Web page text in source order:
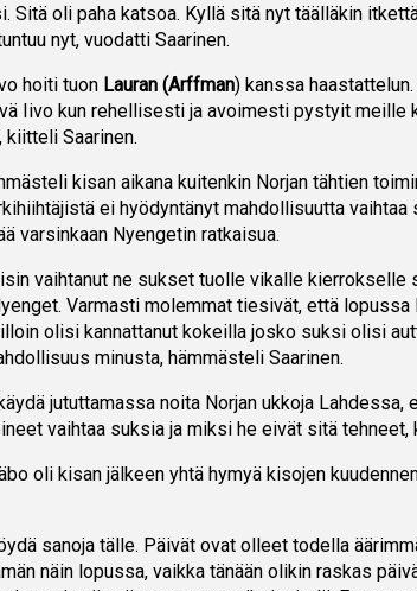
Sitä oli paha katsoa. Kyllä sitä nyt täälläkin
nyt, vuodatti Saarinen.
hoiti tuon Lauran (Arffman) kanssa
Iivo kun rehellisesti ja avoimesti pystyit meille
Saarinen.
kisan aikana kuitenkin Norjan tähtien
ei hyödyntänyt mahdollisuutta vaihtaa
varsinkaan Nyengetin ratkaisua.
vaihtanut ne sukset tuolle vikalle
Varmasti molemmat tiesivät, että lopussa
olisi kannattanut kokeilla josko suksi olisi
minusta, hämmästeli Saarinen.
jututtamassa noita Norjan ukkoja Lahdessa,
vaihtaa suksia ja miksi he eivät sitä tehneet,
oli kisan jälkeen yhtä hymyä kisojen
sanoja tälle. Päivät ovat olleet todella
näin lopussa, vaikka tänään olikin raskas